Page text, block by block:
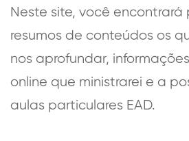
Neste site, você encontrará
resumos de conteúdos os
nos aprofundar,
online que ministrarei e a
aulas particulares EAD.